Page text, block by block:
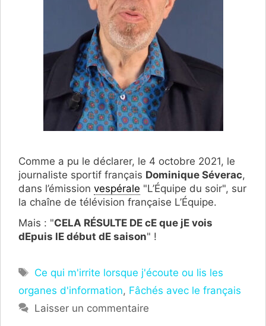
Comme a pu le déclarer, le 4 octobre 2021, le
journaliste sportif français Dominique Séverac,
dans l’émission vespérale "L’Équipe du soir", sur
la chaîne de télévision française L’Équipe.
Mais : "CELA RÉSULTE DE cE que jE vois
dEpuis lE début dE saison" !
Étiquettes
Ce qui m'irrite lorsque j'écoute ou lis les
organes d'information, Fâchés avec le français
Laisser un commentaire